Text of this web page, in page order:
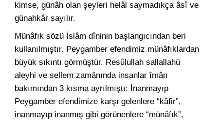
kimse, günâh olan şeyleri helâl saymadıkça âsî ve
günahkâr sayılır.
Münâfık sözü İslâm dîninin başlangıcından beri
kullanılmıştır. Peygamber efendimiz münâfıklardan
büyük sıkıntı görmüştür. Resûlullah sallallahü
aleyhi ve sellem zamânında insanlar îmân
bakımından 3 kısma ayrılmıştı: İnanmayıp
Peygamber efendimize karşı gelenlere “kâfir”,
inanmayıp inanmış gibi görünenlere “münâfık”,